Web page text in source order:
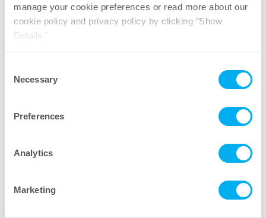
manage your cookie preferences or read more about our
cookie policy and privacy policy by clicking "Show
Details."
Selection
Necessary
Preferences
Analytics
Marketing
欢迎垂询。给我们的行业专家留言。